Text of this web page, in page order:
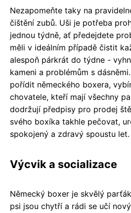
Nezapomeňte taky na
čištění zubů. Uši je potřeba
jednou týdně, ať předejdete
měli v ideálním případě čistit
alespoň párkrát do týdne -
kameni a problémům s
pořídit německého boxera,
chovatele, kteří mají všechny
dodržují předpisy pro prodej
svého boxíka takhle pečovat,
spokojený a zdravý spoustu let.
Výcvik a socializace
Německý boxer je skvělý
psi jsou chytří a rádi se učí